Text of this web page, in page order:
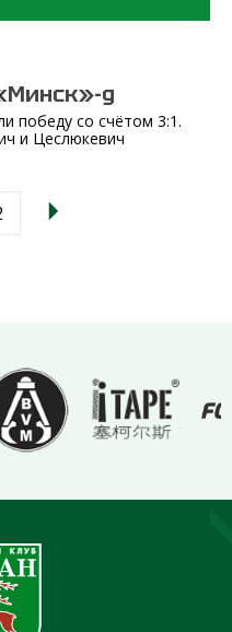
д
победу со счётом 3:1.
и Цеслюкевич